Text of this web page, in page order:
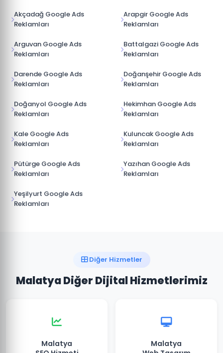
Akçadağ Google Ads
Reklamları
Arapgir Google Ads
Reklamları
Arguvan Google Ads
Reklamları
Battalgazi Google Ads
Reklamları
Darende Google Ads
Reklamları
Doğanşehir Google Ads
Reklamları
Doğanyol Google Ads
Reklamları
Hekimhan Google Ads
Reklamları
Kale Google Ads
Reklamları
Kuluncak Google Ads
Reklamları
Pütürge Google Ads
Reklamları
Yazıhan Google Ads
Reklamları
Yeşilyurt Google Ads
Reklamları
Diğer Hizmetler
Malatya Diğer Dijital Hizmetlerimiz
Malatya
Malatya